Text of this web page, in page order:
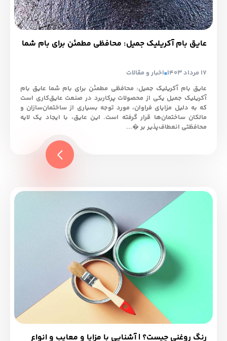
عایق بام آکریلیک جمیل: محافظی مطمئن برای بام شما
17 مرداد 1403
اخبار و مقالات
عایق بام آکریلیک جمیل: محافظی مطمئن برای بام شما عایق بام
آکریلیک جمیل یکی از محصولات پرکاربرد در صنعت عایق‌کاری است
که به دلیل مزایای فراوان، مورد توجه بسیاری از ساختمان‌سازان و
مالکان ساختمان‌ها قرار گرفته است. این عایق، با ایجاد یک لایه
محافظتی انعطاف‌پذیر بر �...
رنگ روغنی چیست؟ | آشنایی با مزایا و معایب و انواع